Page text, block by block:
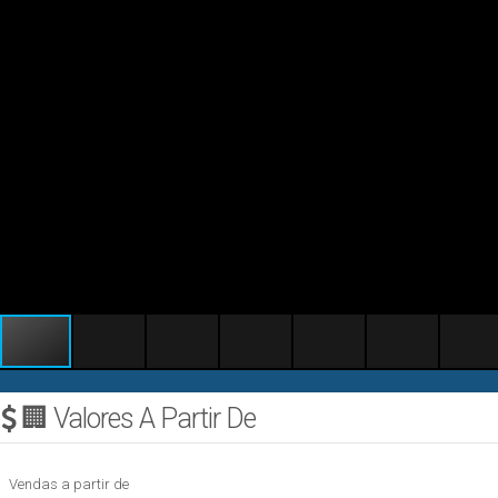
🏢 Valores A Partir De
Vendas a partir de